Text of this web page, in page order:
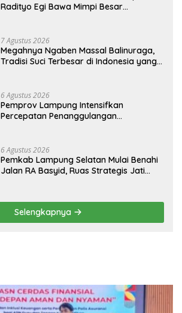
Radityo Egi Bawa Mimpi Besar
7 Agustus 2026
Megahnya Ngaben Massal Balinuraga,
Tradisi Suci Terbesar di Indonesia yang
6 Agustus 2026
Pemprov Lampung Intensifkan
Percepatan Penanggulangan
6 Agustus 2026
Pemkab Lampung Selatan Mulai Benahi
Jalan RA Basyid, Ruas Strategis Jati
Selengkapnya